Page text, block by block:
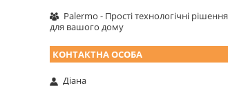
Palermo - Прості технологічні рішення
для вашого дому
Діана